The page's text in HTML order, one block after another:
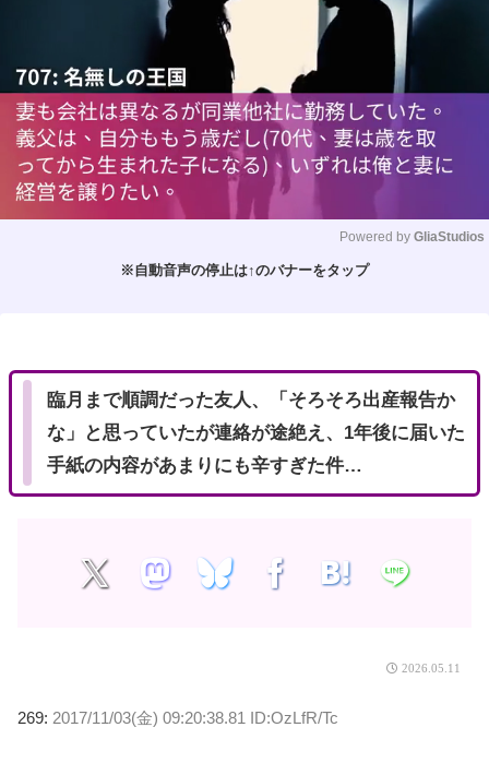
Powered by GliaStudios
※自動音声の停止は↑のバナーをタップ
臨月まで順調だった友人、「そろそろ出産報告か
な」と思っていたが連絡が途絶え、1年後に届いた
手紙の内容があまりにも辛すぎた件…
2026.05.11
269: 2017/11/03(金) 09:20:38.81 ID:OzLfR/Tc